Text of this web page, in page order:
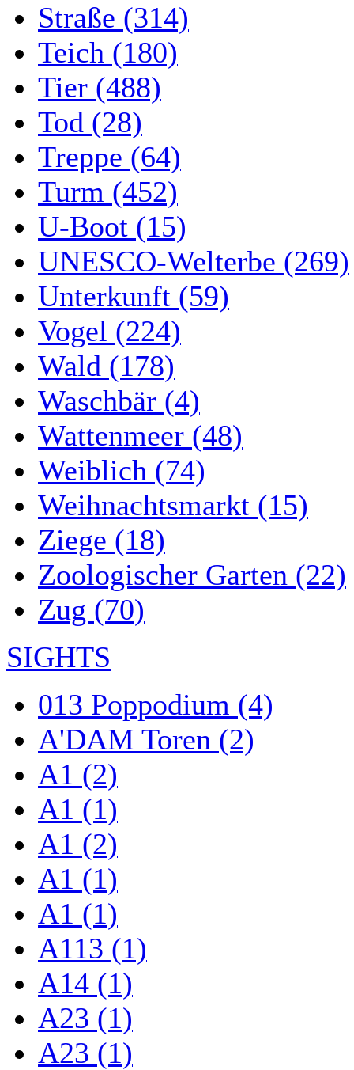
Straße (314)
Teich (180)
Tier (488)
Tod (28)
Treppe (64)
Turm (452)
U-Boot (15)
UNESCO-Welterbe (269)
Unterkunft (59)
Vogel (224)
Wald (178)
Waschbär (4)
Wattenmeer (48)
Weiblich (74)
Weihnachtsmarkt (15)
Ziege (18)
Zoologischer Garten (22)
Zug (70)
SIGHTS
013 Poppodium (4)
A'DAM Toren (2)
A1 (2)
A1 (1)
A1 (2)
A1 (1)
A1 (1)
A113 (1)
A14 (1)
A23 (1)
A23 (1)